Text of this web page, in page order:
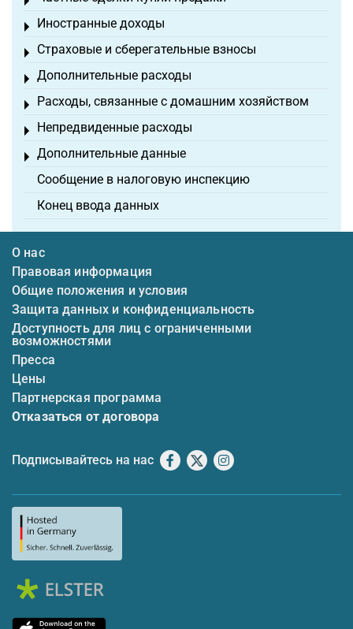
Иностранные доходы
Toggle menu
Страховые и сберегательные взносы
Toggle menu
Дополнительные расходы
Toggle menu
Расходы, связанные с домашним хозяйством
Toggle menu
Непредвиденные расходы
Toggle menu
Дополнительные данные
Toggle menu
Сообщение в налоговую инспекцию
Конец ввода данных
О нас
Правовая информация
Общие положения и условия
Защита данных и конфиденциальность
Доступность для лиц с ограниченными
возможностями
Пресса
Цены
Партнерская программа
Отказаться от договора
Подписывайтесь на нас Facebook
X Instagram